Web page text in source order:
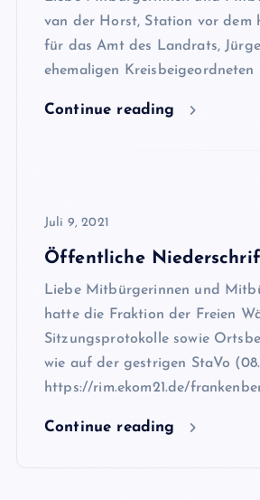
van der Horst, Station vor dem
für das Amt des Landrats,
ehemaligen
Continue reading
Juli 9, 2021
Öffentliche
Liebe Mitbürgerinnen und
hatte die Fraktion der Freien
Sitzungsprotokolle sowie
wie auf der gestrigen StaVo
https://rim.ekom21.de/
Continue reading